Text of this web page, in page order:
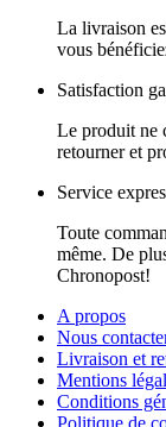
La livraison
vous
Satisfaction
Le produit ne
retourner et
Service
Toute
même. De
Chronopost!
A propos
Nous
Livraison et
Mentions
Conditions
Politique de